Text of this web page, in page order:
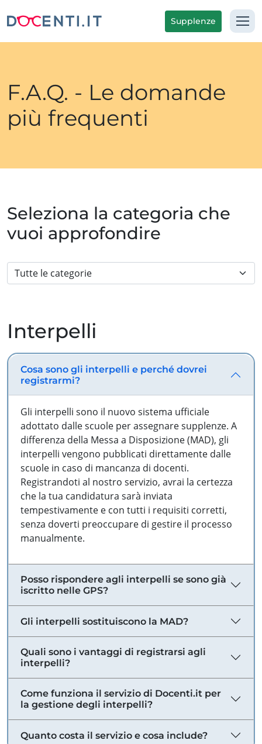
Supplenze
F.A.Q. - Le domande
più frequenti
Seleziona la categoria che
vuoi approfondire
Interpelli
Cosa sono gli interpelli e perché dovrei
registrarmi?
Gli interpelli sono il nuovo sistema ufficiale
adottato dalle scuole per assegnare supplenze. A
differenza della Messa a Disposizione (MAD), gli
interpelli vengono pubblicati direttamente dalle
scuole in caso di mancanza di docenti.
Registrandoti al nostro servizio, avrai la certezza
che la tua candidatura sarà inviata
tempestivamente e con tutti i requisiti corretti,
senza doverti preoccupare di gestire il processo
manualmente.
Posso rispondere agli interpelli se sono già
iscritto nelle GPS?
Gli interpelli sostituiscono la MAD?
Quali sono i vantaggi di registrarsi agli
interpelli?
Come funziona il servizio di Docenti.it per
la gestione degli interpelli?
Quanto costa il servizio e cosa include?